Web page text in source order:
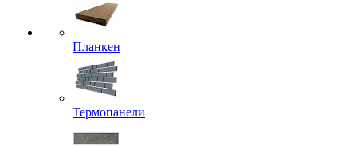
Планкен
Термопанели